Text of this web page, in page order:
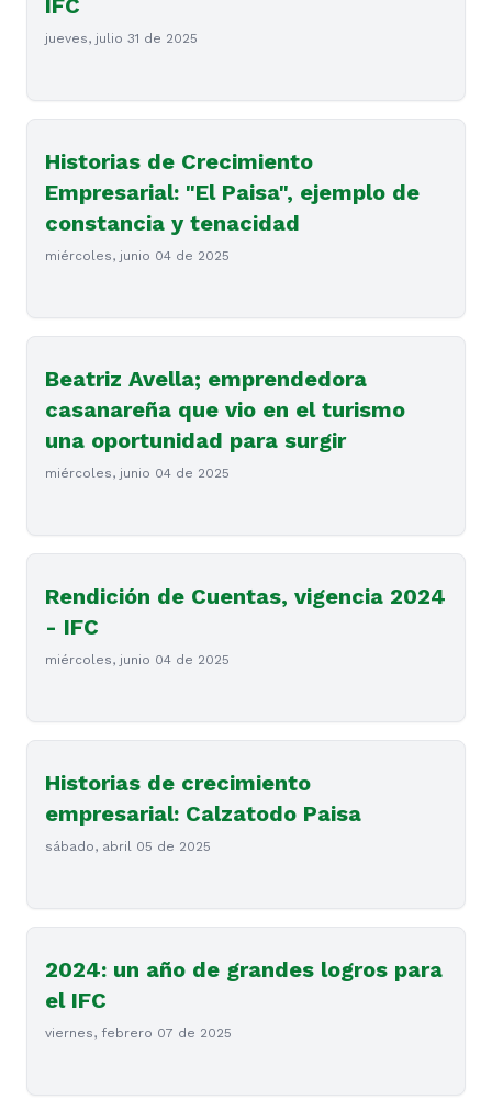
IFC
jueves, julio 31 de 2025
Historias de Crecimiento
Empresarial: "El Paisa", ejemplo de
constancia y tenacidad
miércoles, junio 04 de 2025
Beatriz Avella; emprendedora
casanareña que vio en el turismo
una oportunidad para surgir
miércoles, junio 04 de 2025
Rendición de Cuentas, vigencia 2024
- IFC
miércoles, junio 04 de 2025
Historias de crecimiento
empresarial: Calzatodo Paisa
sábado, abril 05 de 2025
2024: un año de grandes logros para
el IFC
viernes, febrero 07 de 2025